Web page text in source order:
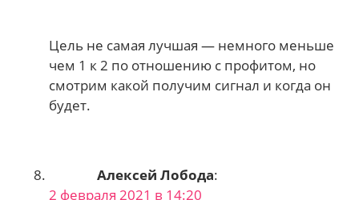
Цель не самая лучшая — немного меньше
чем 1 к 2 по отношению с профитом, но
смотрим какой получим сигнал и когда он
будет.
Алексей Лобода:
2 февраля 2021 в 14:20